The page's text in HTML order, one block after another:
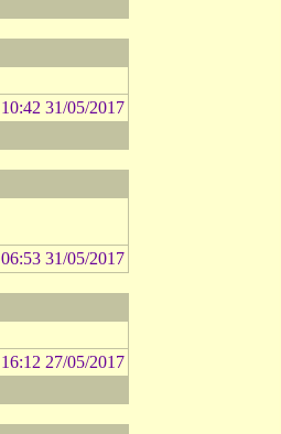
10:42 31/05/2017
06:53 31/05/2017
16:12 27/05/2017